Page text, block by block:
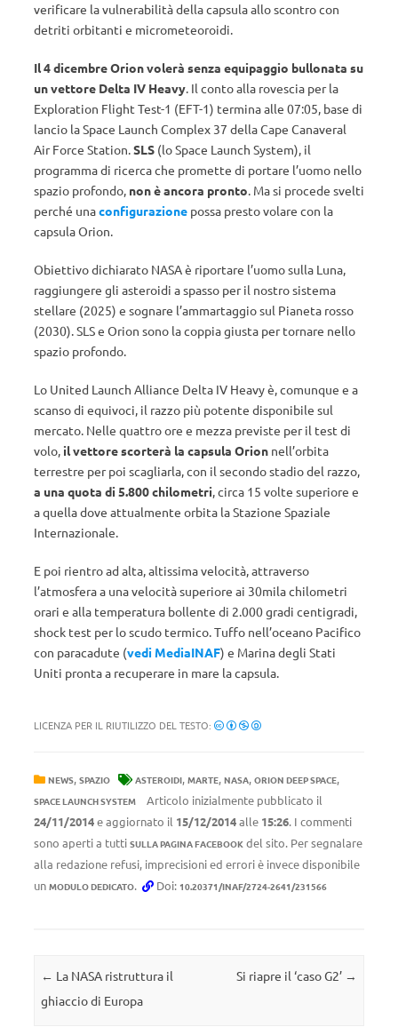
verificare la vulnerabilità della capsula allo scontro con
detriti orbitanti e micrometeoroidi.
Il 4 dicembre Orion volerà senza equipaggio bullonata su
un vettore Delta IV Heavy. Il conto alla rovescia per la
Exploration Flight Test-1 (EFT-1) termina alle 07:05, base di
lancio la Space Launch Complex 37 della Cape Canaveral
Air Force Station.SLS (lo Space Launch System), il
programma di ricerca che promette di portare l’uomo nello
spazio profondo, non è ancora pronto. Ma si procede svelti
perché unaconfigurazione possa presto volare con la
capsula Orion.
Obiettivo dichiarato NASA è riportare l’uomo sulla Luna,
raggiungere gli asteroidi a spasso per il nostro sistema
stellare (2025) e sognare l’ammartaggio sul Pianeta rosso
(2030). SLS e Orion sono la coppia giusta per tornare nello
spazio profondo.
Lo United Launch Alliance Delta IV Heavy è, comunque e a
scanso di equivoci, il razzo più potente disponibile sul
mercato. Nelle quattro ore e mezza previste per il test di
volo, il vettore scorterà la capsula Orion nell’orbita
terrestre per poi scagliarla, con il secondo stadio del razzo,
a una quota di 5.800 chilometri, circa 15 volte superiore e
a quella dove attualmente orbita la Stazione Spaziale
Internazionale.
E poi rientro ad alta, altissima velocità, attraverso
l’atmosfera a una velocità superiore ai 30mila chilometri
orari e alla temperatura bollente di 2.000 gradi centigradi,
shock test per lo scudo termico. Tuffo nell’oceano Pacifico
con paracadute (vedi MediaINAF) e Marina degli Stati
Uniti pronta a recuperare in mare la capsula.
LICENZA PER IL RIUTILIZZO DEL TESTO:
NEWS, SPAZIO ASTEROIDI, MARTE, NASA, ORION DEEP SPACE,
SPACE LAUNCH SYSTEM
Articolo inizialmente pubblicato il
24/11/2014e aggiornato il 15/12/2014alle 15:26. I commenti
sono aperti a tutti SULLA PAGINA FACEBOOK del sito. Per segnalare
alla redazione refusi, imprecisioni ed errori è invece disponibile
un MODULO DEDICATO. Doi: 10.20371/INAF/2724-2641/231566
Navigazione articolo
← La NASA ristruttura il
ghiaccio di Europa
Si riapre il ‘caso G2’ →